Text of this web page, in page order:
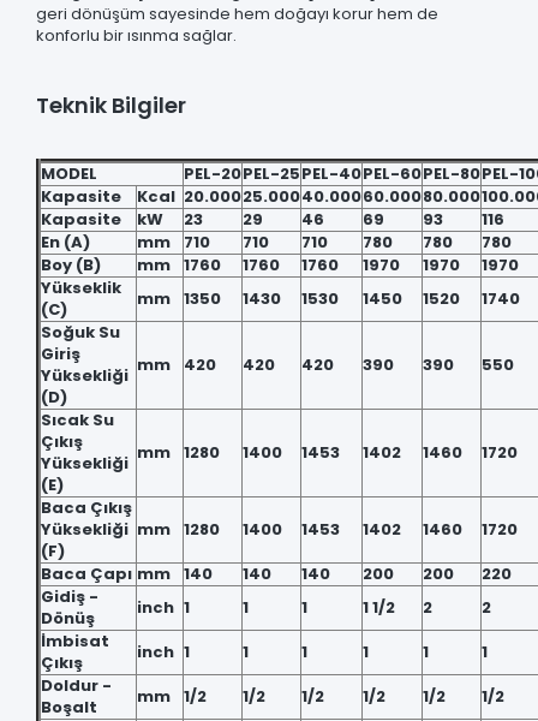
geri dönüşüm sayesinde hem doğayı korur hem de
konforlu bir ısınma sağlar.
Teknik Bilgiler
MODEL PEL-20PEL-25 PEL-40PEL-60PEL-80PEL-
Kapasite
Kcal 20.00025.00040.00060.00080.000
Kapasite
kW 23 29 46 69 93
116
En (A)
mm 710 710 710 780 780
780
Boy (B)
mm 1760 1760 1760 1970 1970
1970
Yükseklik
(C)
mm 1350 1430 1530 1450 1520 1740
Soğuk Su
Giriş
Yüksekliği
(D)
mm 420 420 420 390 390 550
Sıcak Su
Çıkış
Yüksekliği
(E)
mm 1280 1400 1453 1402 1460 1720
Baca Çıkış
Yüksekliği
(F)
mm 1280 1400 1453 1402 1460 1720
Baca Çapı mm 140 140 140 200 200
220
Gidiş -
Dönüş
inch 1 1 1 1 1/2 2 2
İmbisat
Çıkış
inch 1 1 1 1 1 1
Doldur -
Boşalt
mm 1/2 1/2 1/2 1/2 1/2 1/2